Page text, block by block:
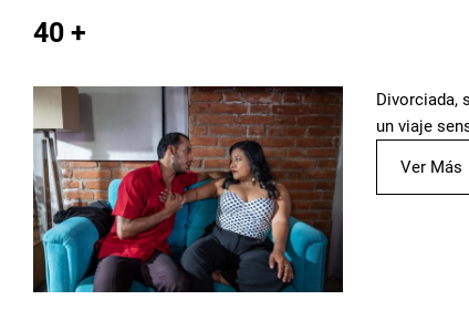
40 +
Divorciada,
un viaje
Ver Más